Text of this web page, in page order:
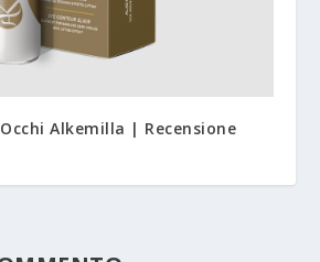
Alkemilla | Recensione